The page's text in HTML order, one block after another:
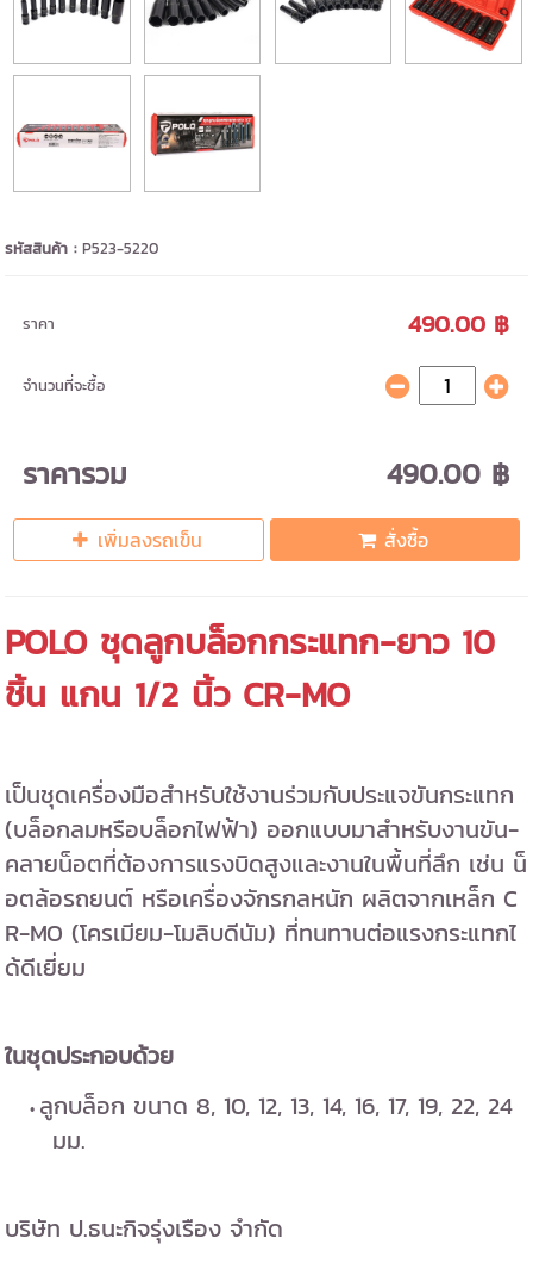
รหัสสินค้า :P523-5220
ราคา 490.00 ฿
จำนวนที่จะซื้อ
ราคารวม 490.00 ฿
เพิ่มลงรถเข็น สั่งซื้อ
POLO ชุดลูกบล็อกกระแทก-ยาว 10
ชิ้น แกน 1/2 นิ้ว CR-MO
เป็นชุดเครื่องมือสำหรับใช้งานร่วมกับประแจขันกระแทก
(บล็อกลมหรือบล็อกไฟฟ้า) ออกแบบมาสำหรับงานขัน-
คลายน็อตที่ต้องการแรงบิดสูงและงานในพื้นที่ลึก เช่น น็
อตล้อรถยนต์ หรือเครื่องจักรกลหนัก ผลิตจากเหล็ก C
R-MO (โครเมียม-โมลิบดีนัม) ที่ทนทานต่อแรงกระแทกไ
ด้ดีเยี่ยม
ในชุดประกอบด้วย
ลูกบล็อก ขนาด 8, 10, 12, 13, 14, 16, 17, 19, 22, 24
มม.
บริษัท ป.ธนะกิจรุ่งเรือง จำกัด